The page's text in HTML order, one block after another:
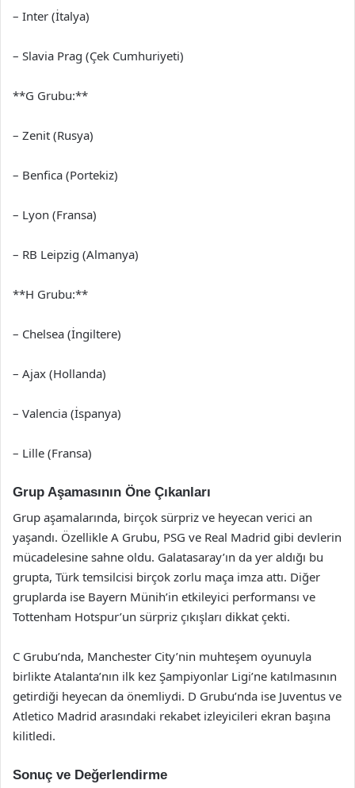
– Inter (İtalya)
– Slavia Prag (Çek Cumhuriyeti)
**G Grubu:**
– Zenit (Rusya)
– Benfica (Portekiz)
– Lyon (Fransa)
– RB Leipzig (Almanya)
**H Grubu:**
– Chelsea (İngiltere)
– Ajax (Hollanda)
– Valencia (İspanya)
– Lille (Fransa)
Grup Aşamasının Öne Çıkanları
Grup aşamalarında, birçok sürpriz ve heyecan verici an
yaşandı. Özellikle A Grubu, PSG ve Real Madrid gibi devlerin
mücadelesine sahne oldu. Galatasaray’ın da yer aldığı bu
grupta, Türk temsilcisi birçok zorlu maça imza attı. Diğer
gruplarda ise Bayern Münih’in etkileyici performansı ve
Tottenham Hotspur’un sürpriz çıkışları dikkat çekti.
C Grubu’nda, Manchester City’nin muhteşem oyunuyla
birlikte Atalanta’nın ilk kez Şampiyonlar Ligi’ne katılmasının
getirdiği heyecan da önemliydi. D Grubu’nda ise Juventus ve
Atletico Madrid arasındaki rekabet izleyicileri ekran başına
kilitledi.
Sonuç ve Değerlendirme